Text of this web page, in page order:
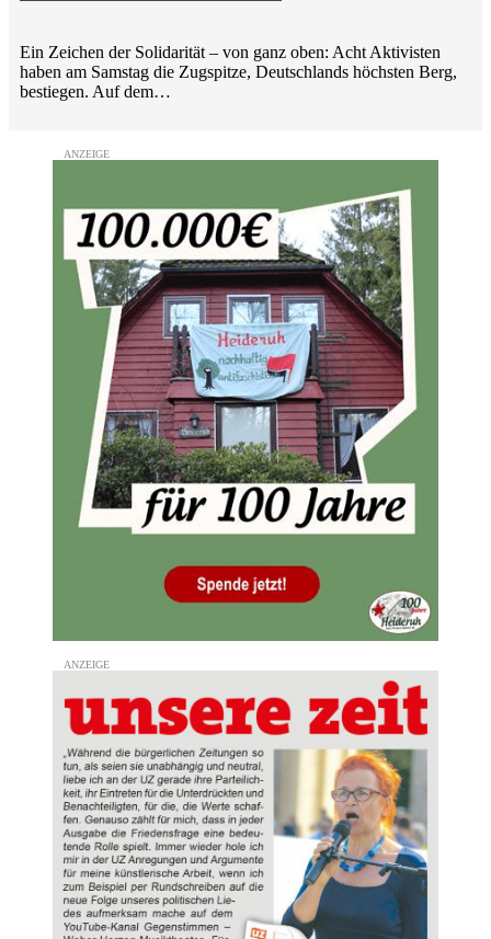
Ein Zeichen der Solidarität – von ganz oben: Acht Aktivisten
haben am Samstag die Zugspitze, Deutschlands höchsten Berg,
bestiegen. Auf dem…